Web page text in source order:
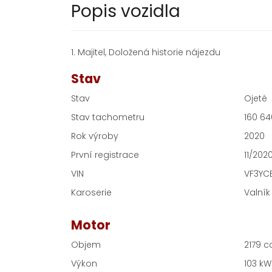
Popis vozidla
1. Majitel, Doložená historie nájezdu
Stav
Stav
Ojeté
Stav tachometru
160
Rok výroby
2020
První registrace
11/2020
VIN
Karoserie
Valník
Motor
Objem
2179
Výkon
103 kW